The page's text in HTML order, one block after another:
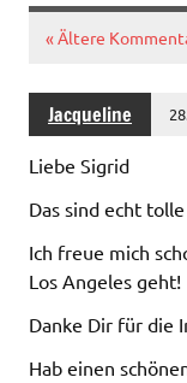
« Ältere
Jacqueline
Liebe Sigrid
Das sind echt
Ich freue mich
Los Angeles geht!
Danke Dir für die
Hab einen